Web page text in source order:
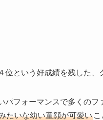
位という好成績を残した、
パフォーマンスで多くの
たいな幼い童顔が可愛い